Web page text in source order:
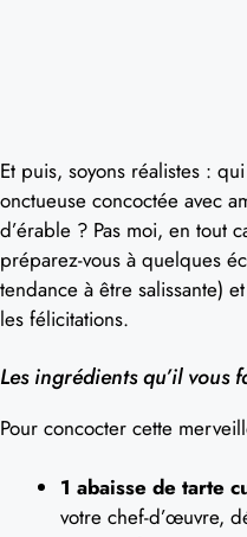
Et puis, soyons réalistes :
onctueuse concoctée avec
d’érable ? Pas moi, en tout
préparez-vous à quelques
tendance à être salissante)
les félicitations.
Les ingrédients qu’il vous
Pour concocter cette
1 abaisse de tarte
votre chef-d’œuvre,